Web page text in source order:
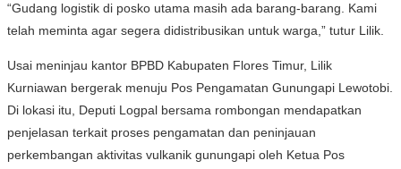
“Gudang logistik di posko utama masih ada barang-barang. Kami
telah meminta agar segera didistribusikan untuk warga,” tutur Lilik.
Usai meninjau kantor BPBD Kabupaten Flores Timur, Lilik
Kurniawan bergerak menuju Pos Pengamatan Gunungapi Lewotobi.
Di lokasi itu, Deputi Logpal bersama rombongan mendapatkan
penjelasan terkait proses pengamatan dan peninjauan
perkembangan aktivitas vulkanik gunungapi oleh Ketua Pos